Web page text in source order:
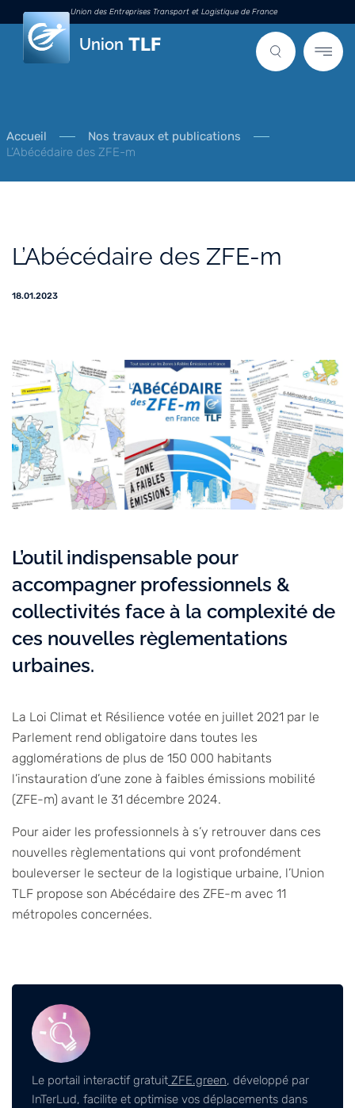
Union des Entreprises Transport et Logistique de France
Union
Accueil
Nos travaux et publications
L’Abécédaire des ZFE-m
L’Abécédaire des ZFE-m
18.01.2023
L’outil indispensable pour
accompagner professionnels &
collectivités face à la complexité de
ces nouvelles règlementations
urbaines.
La Loi Climat et Résilience votée en juillet 2021 par le
Parlement rend obligatoire dans toutes les
agglomérations de plus de 150 000 habitants
l’instauration d’une zone à faibles émissions mobilité
(ZFE-m) avant le 31 décembre 2024.
Pour aider les professionnels à s’y retrouver dans ces
nouvelles règlementations qui vont profondément
bouleverser le secteur de la logistique urbaine, l’Union
TLF propose son Abécédaire des ZFE-m avec 11
métropoles concernées.
Le portail interactif gratuit ZFE.green, développé par
InTerLud, facilite et optimise vos déplacements dans